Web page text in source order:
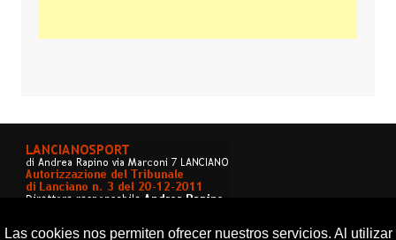
Las cookies nos permiten ofrecer nuestros servicios. Al utilizar